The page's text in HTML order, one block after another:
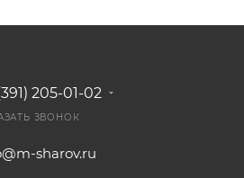
205-01-02
ЗВОНОК
sharov.ru